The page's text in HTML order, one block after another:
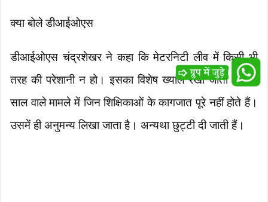
क्या बोले डीआईओएस
डीआईओएस चंद्रशेखर ने कहा कि मेटरनिटी लीव में किसी भी
तरह की परेशानी न हो। इसका विशेष ख्याल रखा जाता है। दो
साल वाले मामले में जिन शिक्षिकाओं के कागजात पूरे नहीं होते हैं।
उसमें ही अनुमन्य लिखा जाता है। अन्यथा छुट्टी दी जाती हैं।